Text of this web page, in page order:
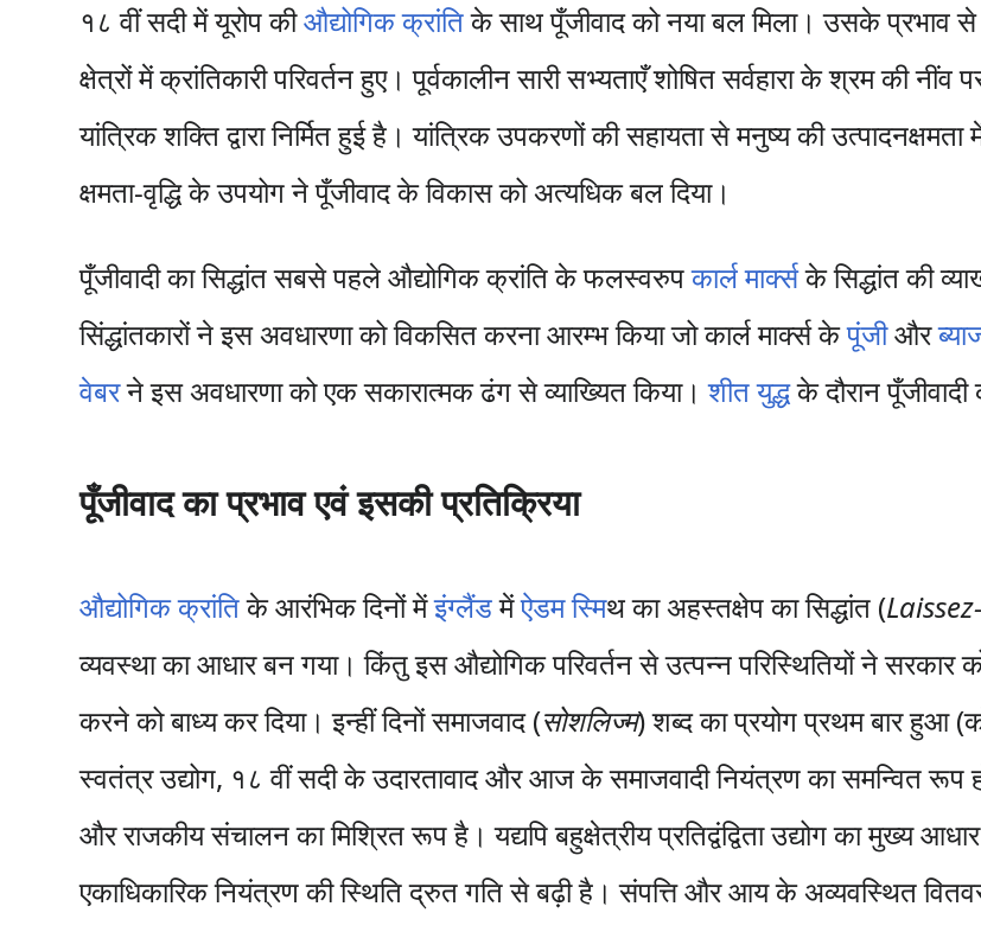
१८ वीं सदी में यूरोप कीऔद्योगिक क्रांतिके साथ पूँजीवाद को नया बल मिला। उसके प्रभाव
क्षेत्रों में क्रांतिकारी परिवर्तन हुए। पूर्वकालीन सारी सभ्यताएँ शोषित सर्वहारा के श्रम की
यांत्रिक शक्ति द्वारा निर्मित हुई है। यांत्रिक उपकरणों की सहायता से मनुष्य की
क्षमता-वृद्धि के उपयोग ने पूँजीवाद के विकास को अत्यधिक बल दिया।
पूँजीवादी का सिद्धांत सबसे पहले औद्योगिक क्रांति के फलस्वरुपकार्ल मार्क्सके सिद्धांत की
सिंद्धांतकारों ने इस अवधारणा को विकसित करना आरम्भ किया जो कार्ल मार्क्स केपूंजीऔर
वेबरने इस अवधारणा को एक सकारात्मक ढंग से व्याख्यित किया।शीत युद्धके दौरान
पूँजीवाद का प्रभाव एवं इसकी प्रतिक्रिया
औद्योगिक क्रांतिके आरंभिक दिनों मेंइंग्लैंडमेंऐडम स्मिथ का अहस्तक्षेप का सिद्धांत (
व्यवस्था का आधार बन गया। किंतु इस औद्योगिक परिवर्तन से उत्पन्न परिस्थितियों ने सरकार
करने को बाध्य कर दिया। इन्हीं दिनों समाजवाद (सोशलिज्म) शब्द का प्रयोग प्रथम बार हुआ
स्वतंत्र उद्योग, १८ वीं सदी के उदारतावाद और आज के समाजवादी नियंत्रण का समन्वित रूप
और राजकीय संचालन का मिश्रित रूप है। यद्यपि बहुक्षेत्रीय प्रतिद्वंद्विता उद्योग का मुख्य
एकाधिकारिक नियंत्रण की स्थिति द्रुत गति से बढ़ी है। संपत्ति और आय के अव्यवस्थित